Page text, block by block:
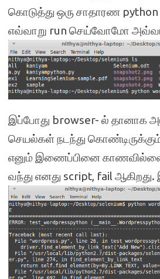
கொடுத்து ஒரு சாதாரண
எவ்வாறு run செய்வோமோ
இப்போது browser- ல் தானாக
செயல்கள் நடந்து
எனும் இணைப்பினை காணவில்லை
வந்து எனது script, fail ஆகிறது.